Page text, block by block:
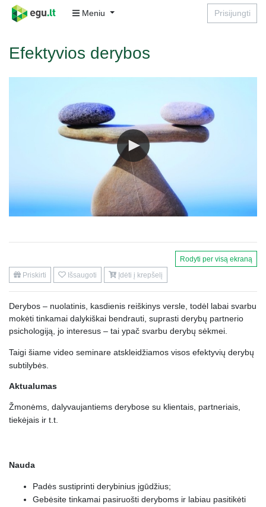
Meniu Prisijungti
Efektyvios derybos
Rodyti per visą ekraną
Priskirti
Išsaugoti Įdėti į krepšelį
Derybos – nuolatinis, kasdienis reiškinys versle, todėl labai svarbu
mokėti tinkamai dalykiškai bendrauti, suprasti derybų partnerio
psichologiją, jo interesus – tai ypač svarbu derybų sėkmei.
Taigi šiame video seminare atskleidžiamos visos efektyvių derybų
subtilybės.
Aktualumas
Žmonėms, dalyvaujantiems derybose su klientais, partneriais,
tiekėjais ir t.t.
Nauda
Padės sustiprinti derybinius įgūdžius;
Gebėsite tinkamai pasiruošti deryboms ir labiau pasitikėti